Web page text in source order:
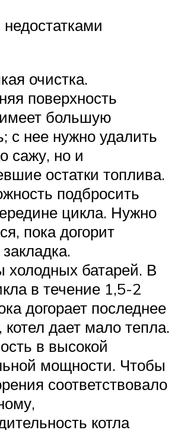
очистка.
поверхность
большую
с нее нужно удалить
сажу, но и
остатки топлива.
подбросить
цикла. Нужно
пока догорит
холодных батарей. В
в течение 1,5-2
догорает последнее
котел дает мало тепла.
в высокой
мощности. Чтобы
соответствовало
котла